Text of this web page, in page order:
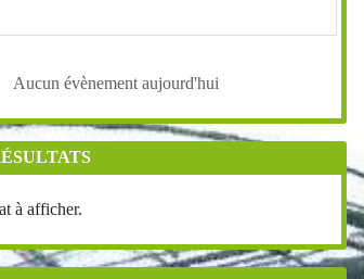
Aucun évènement aujourd'hui
à afficher.